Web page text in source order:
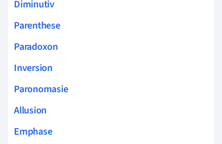
Diminutiv
Parenthese
Paradoxon
Inversion
Paronomasie
Allusion
Emphase